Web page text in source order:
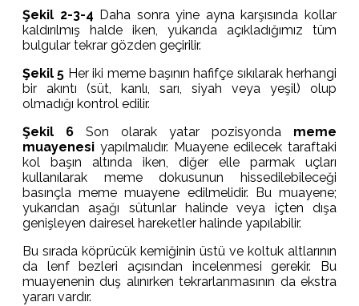
Şekil 2-3-4 Daha sonra yine ayna karşısında kollar
kaldırılmış halde iken, yukarıda açıkladığımız tüm
bulgular tekrar gözden geçirilir.
Şekil 5 Her iki meme başının hafifçe sıkılarak herhangi
bir akıntı (süt, kanlı, sarı, siyah veya yeşil) olup
olmadığı kontrol edilir.
Şekil 6 Son olarak yatar pozisyonda meme
muayenesi yapılmalıdır. Muayene edilecek taraftaki
kol başın altında iken, diğer elle parmak uçları
kullanılarak meme dokusunun hissedilebileceği
basınçla meme muayene edilmelidir. Bu muayene;
yukarıdan aşağı sütunlar halinde veya içten dışa
genişleyen dairesel hareketler halinde yapılabilir.
Bu sırada köprücük kemiğinin üstü ve koltuk altlarının
da lenf bezleri açısından incelenmesi gerekir. Bu
muayenenin duş alınırken tekrarlanmasının da ekstra
yararı vardır.